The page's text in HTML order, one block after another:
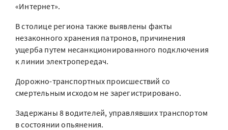
«Интернет».
В столице региона также выявлены факты
незаконного хранения патронов, причинения
ущерба путем несанкционированного подключения
к линии электропередач.
Дорожно-транспортных происшествий со
смертельным исходом не зарегистрировано.
Задержаны 8 водителей, управлявших транспортом
в состоянии опьянения.